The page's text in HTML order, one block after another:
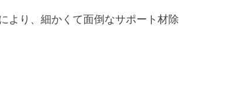
より、細かくて面倒なサポート材除